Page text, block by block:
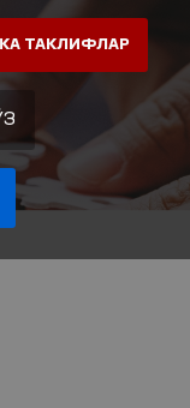
ТАКЛИФЛАР